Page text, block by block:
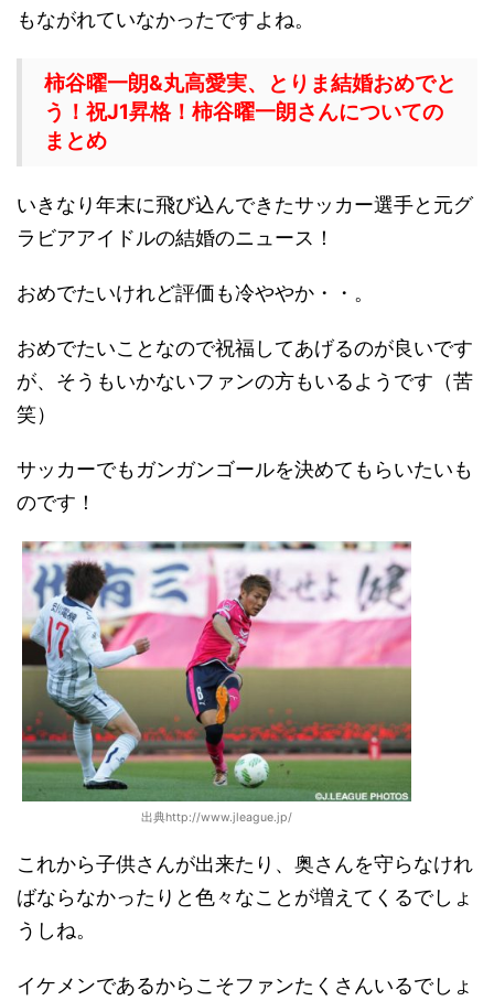
もながれていなかったですよね。
柿谷曜一朗&丸高愛実、とりま結婚おめでと
う！祝J1昇格！柿谷曜一朗さんについての
まとめ
いきなり年末に飛び込んできたサッカー選手と元グ
ラビアアイドルの結婚のニュース！
おめでたいけれど評価も冷ややか・・。
おめでたいことなので祝福してあげるのが良いです
が、そうもいかないファンの方もいるようです（苦
笑）
サッカーでもガンガンゴールを決めてもらいたいも
のです！
出典http://www.jleague.jp/
これから子供さんが出来たり、奥さんを守らなけれ
ばならなかったりと色々なことが増えてくるでしょ
うしね。
イケメンであるからこそファンたくさんいるでしょ